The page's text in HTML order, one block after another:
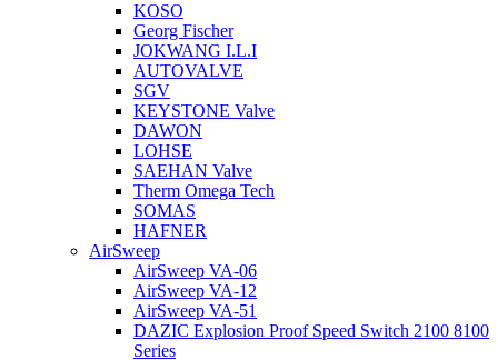
KOSO
Georg Fischer
JOKWANG I.L.I
AUTOVALVE
SGV
KEYSTONE Valve
DAWON
LOHSE
SAEHAN Valve
Therm Omega Tech
SOMAS
HAFNER
AirSweep
AirSweep VA-06
AirSweep VA-12
AirSweep VA-51
DAZIC Explosion Proof Speed Switch 2100 8100
Series